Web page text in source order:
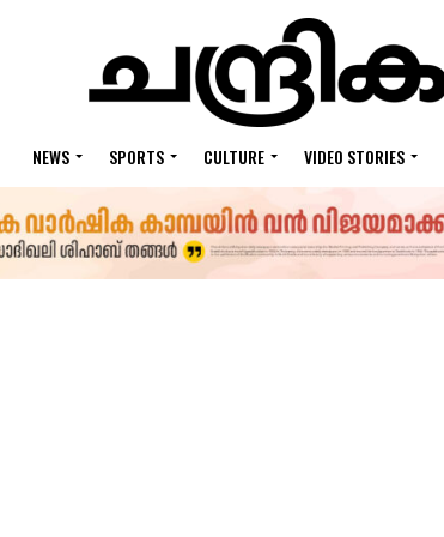
NEWS SPORTS CULTURE VIDEO STORIES